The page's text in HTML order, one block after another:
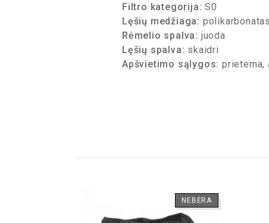
Filtro kategorija: S0
Lęšių medžiaga: polikarbonatas
Rėmelio spalva: juoda
Lęšių spalva: skaidri
Apšvietimo sąlygos: prietema,
NEBĖRA